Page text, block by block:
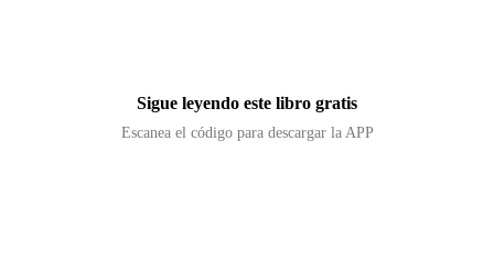
Sigue leyendo este libro gratis
Escanea el código para descargar la APP